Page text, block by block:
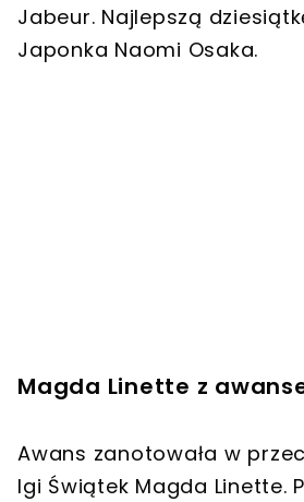
Jabeur. Najlepszą
Japonka Naomi Osaka.
Magda Linette z
Awans zanotowała w
Igi Świątek Magda Linette.